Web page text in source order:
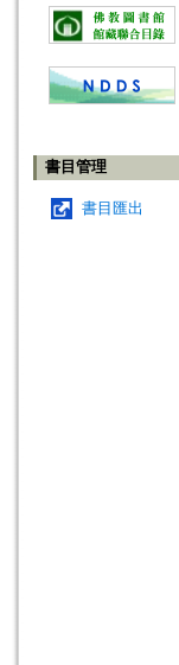
書目管理
書目匯出